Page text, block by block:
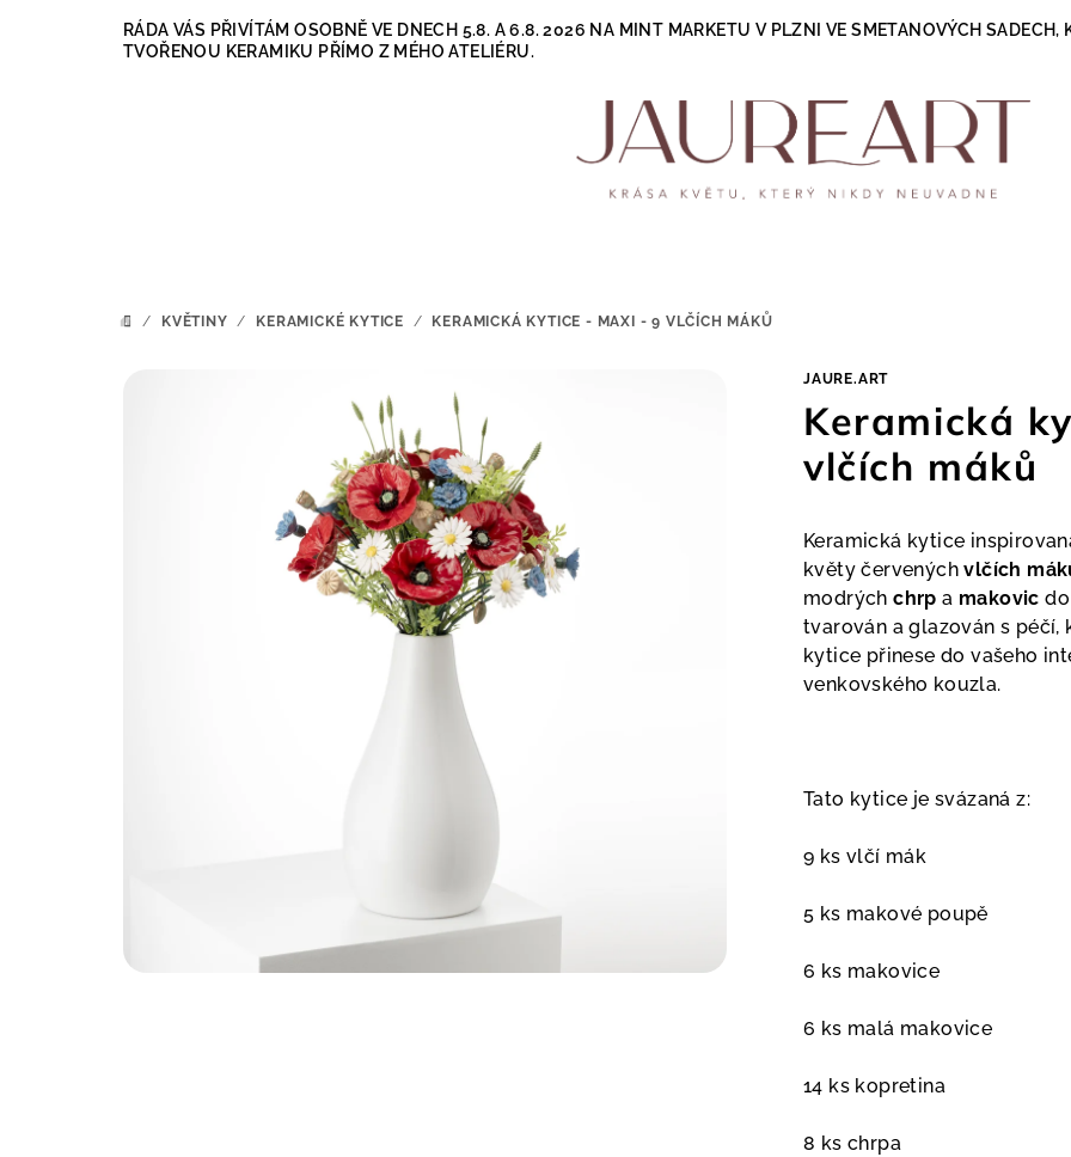
RÁDA VÁS PŘIVÍTÁM OSOBNĚ VE DNECH 5.8. A 6.8. 2026 NA MINT MARKETU V PLZNI VE SMETANOVÝCH SADECH,
TVOŘENOU KERAMIKU PŘÍMO Z MÉHO ATELIÉRU.
DOMŮ
/ KVĚTINY / KERAMICKÉ KYTICE / KERAMICKÁ KYTICE - MAXI - 9 VLČÍCH MÁKŮ
JAURE.ART
Keramická
vlčích máků
Keramická kytice
květy červenýchvlčích
modrýchchrp a makovic
tvarován a glazován s péčí,
kytice přinese do vašeho
venkovského kouzla.
Tato kytice je svázaná z:
9 ks vlčí mák
5 ks makové poupě
6 ks makovice
6 ks malá makovice
14 ks kopretina
8 ks chrpa